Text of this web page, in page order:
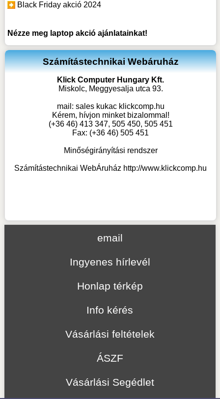
Black Friday akció 2024
Nézze meg laptop akcióajánlatainkat!
Számítástechnikai Webáruház
Klick Computer Hungary Kft.
Miskolc, Meggyesalja utca 93.
mail: sales kukac klickcomp.hu
Kérem, hívjon minket bizalommal!
(+36 46) 413 347, 505 450, 505 451
Fax: (+36 46) 505 451
Minőségirányítási rendszer
Számítástechnikai WebÁruház http://www.klickcomp.hu
email
Ingyenes hírlevél
Honlap térkép
Info kérés
Vásárlási feltételek
ÁSZF
Vásárlási Segédlet